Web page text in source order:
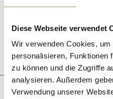
Diese Webseite verwendet
Wir verwenden Cookies,
personalisieren, Funktionen
zu können und die Zugriffe
analysieren. Außerdem
Verwendung unserer
IL CONTENUTO VI È